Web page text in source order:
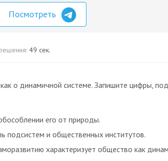
Посмотреть
49 сек.
о динамичной системе. Запишите цифры,
его от природы.
подсистем и общественных институтов.
характеризует общество как